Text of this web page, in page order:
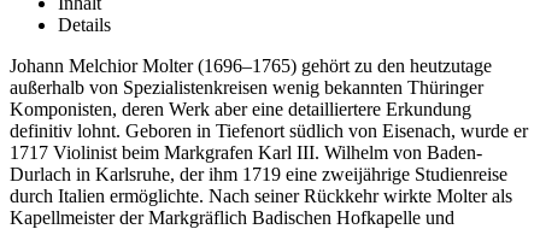
Details
Johann Melchior Molter (1696–1765) gehört zu den heutzutage
außerhalb von Spezialistenkreisen wenig bekannten Thüringer
Komponisten, deren Werk aber eine detailliertere Erkundung
definitiv lohnt. Geboren in Tiefenort südlich von Eisenach, wurde er
1717 Violinist beim Markgrafen Karl III. Wilhelm von Baden-
Durlach in Karlsruhe, der ihm 1719 eine zweijährige Studienreise
durch Italien ermöglichte. Nach seiner Rückkehr wirkte Molter als
Kapellmeister der Markgräflich Badischen Hofkapelle und